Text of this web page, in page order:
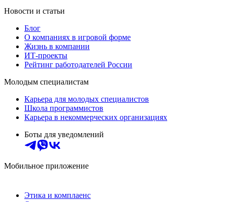
Новости и статьи
Блог
О компаниях в игровой форме
Жизнь в компании
ИТ-проекты
Рейтинг работодателей России
Молодым специалистам
Карьера для молодых специалистов
Школа программистов
Карьера в некоммерческих организациях
Боты для уведомлений
Мобильное приложение
Этика и комплаенс